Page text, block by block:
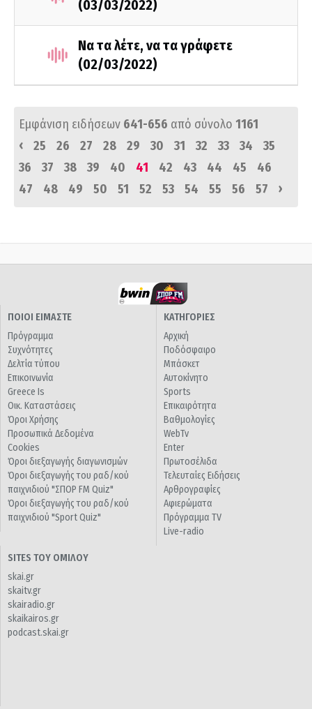
(03/03/2022)
Να τα λέτε, να τα γράφετε
(02/03/2022)
Εμφάνιση ειδήσεων 641-656 από σύνολο 1161
‹
25 26 27 28 29 30 31 32 33 34
35
36
37 38 39 40 41 42 43 44 45
46
47
48 49 50 51 52 53 54 55 56 57 ›
ΠΟΙΟΙ ΕΙΜΑΣΤΕ
Πρόγραμμα
Συχνότητες
Δελτία τύπου
Επικοινωνία
Greece Is
Οικ. Καταστάσεις
Όροι Χρήσης
Προσωπικά Δεδομένα
Cookies
Όροι διεξαγωγής διαγωνισμών
Όροι διεξαγωγής του ραδ/κού
παιχνιδιού "ΣΠΟΡ FM Quiz"
Όροι διεξαγωγής του ραδ/κού
παιχνιδιού "Sport Quiz"
ΚΑΤΗΓΟΡΙΕΣ
Αρχική
Ποδόσφαιρο
Μπάσκετ
Αυτοκίνητο
Sports
Επικαιρότητα
Βαθμολογίες
WebTv
Enter
Πρωτοσέλιδα
Τελευταίες Ειδήσεις
Αρθρογραφίες
Αφιερώματα
Πρόγραμμα TV
Live-radio
SITES ΤΟΥ ΟΜΙΛΟΥ
skai.gr
skaitv.gr
skairadio.gr
skaikairos.gr
podcast.skai.gr